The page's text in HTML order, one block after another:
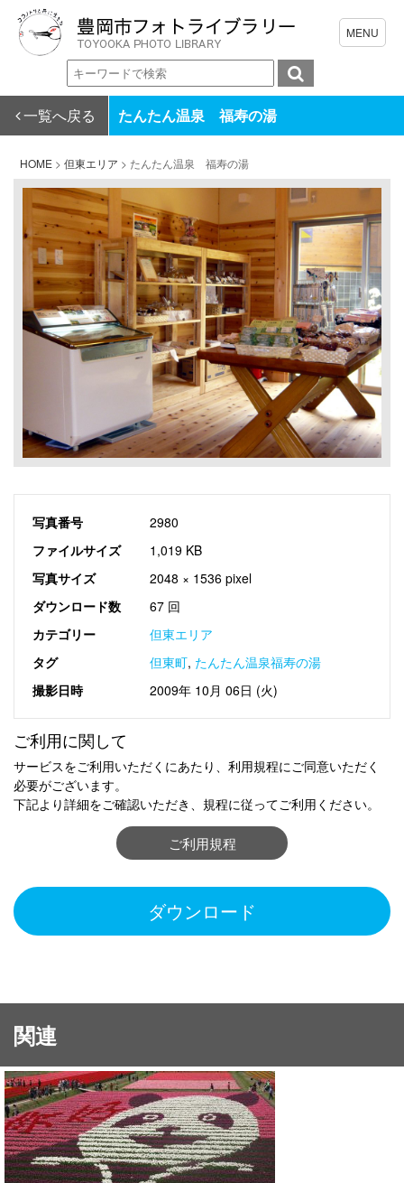
一覧へ戻る たんたん温泉 福寿の湯
HOME > 但東エリア > たんたん温泉 福寿の湯
写真番号
2980
ファイルサイズ
1,019 KB
写真サイズ
2048 × 1536 pixel
ダウンロード数
67 回
カテゴリー
但東エリア
タグ
但東町, たんたん温泉福寿の湯
撮影日時
2009年 10月 06日 (火)
ご利用に関して
サービスをご利用いただくにあたり、利用規程にご同意いただく
必要がございます。
下記より詳細をご確認いただき、規程に従ってご利用ください。
ご利用規程
ダウンロード
関連